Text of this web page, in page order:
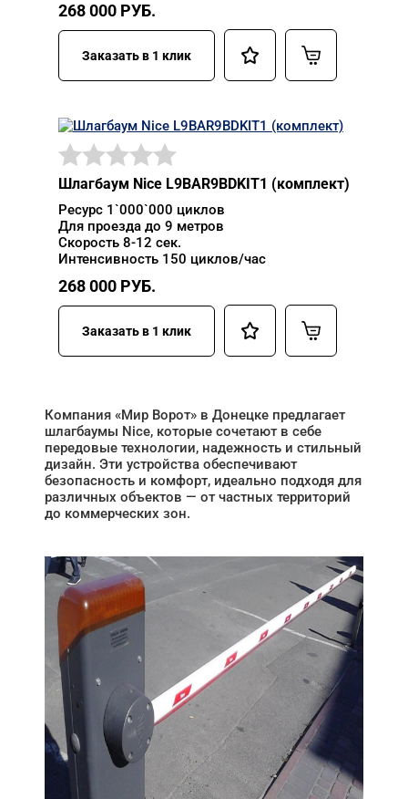
268 000 РУБ.
Заказать в 1 клик
Шлагбаум Nice L9BAR9BDKIT1 (комплект)
Ресурс 1`000`000 циклов
Для проезда до 9 метров
Скорость 8-12 сек.
Интенсивность 150 циклов/час
268 000 РУБ.
Заказать в 1 клик
Компания «Мир Ворот» в Донецке предлагает
шлагбаумы Nice, которые сочетают в себе
передовые технологии, надежность и стильный
дизайн. Эти устройства обеспечивают
безопасность и комфорт, идеально подходя для
различных объектов — от частных территорий
до коммерческих зон.